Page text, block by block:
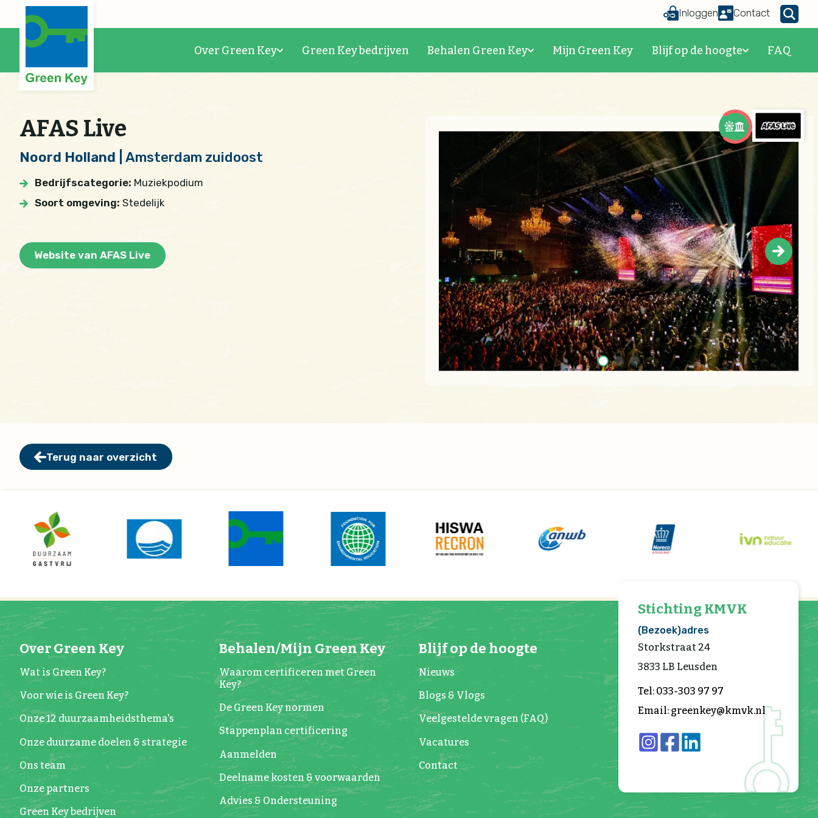
Inloggen Contact
Over Green Key Green Key bedrijven Behalen Green Key Mijn Green Key Blijf op de hoogte FAQ
AFAS Live
Noord Holland | Amsterdam zuidoost
Bedrijfscategorie: Muziekpodium
Soort omgeving: Stedelijk
Website van AFAS Live
Terug naar overzicht
Over Green Key
Wat is Green Key?
Voor wie is Green Key?
Onze 12 duurzaamheidsthema's
Onze duurzame doelen & strategie
Ons team
Onze partners
Green Key bedrijven
Behalen/Mijn Green Key
Waarom certificeren met Green
Key?
De Green Key normen
Stappenplan certificering
Aanmelden
Deelname kosten & voorwaarden
Advies & Ondersteuning
Blijf op de hoogte
Nieuws
Blogs & Vlogs
Veelgestelde vragen (FAQ)
Vacatures
Contact
Stichting KMVK
(Bezoek)adres
Storkstraat 24
3833 LB Leusden
Tel: 033-303 97 97
Email: greenkey@kmvk.nl